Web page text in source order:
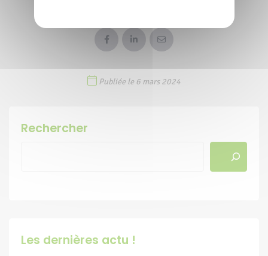
Publiée le 6 mars 2024
Rechercher
Les dernières actu !